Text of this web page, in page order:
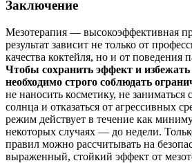
Заключение
Мезотерапия — высокоэффективная
результат зависит не только от
качества коктейля, но и от поведения
Чтобы сохранить эффект и
необходимо строго соблюдать
не наносить косметику, не заниматься
солнца и отказаться от агрессивных
режим действует в течение как
некоторых случаях — до недели.
правил можно рассчитывать на
выраженный, стойкий эффект от